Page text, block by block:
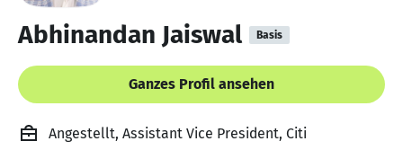
Abhinandan Jaiswal Basis
Ganzes Profil ansehen
Angestellt, Assistant Vice President, Citi